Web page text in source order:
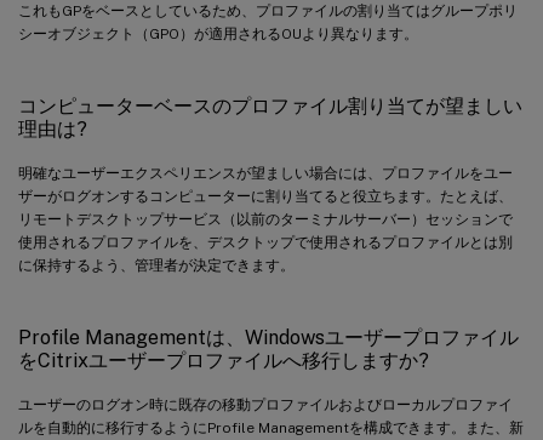
これもGPをベースとしているため、プロファイルの割り当てはグループポリ
シーオブジェクト（GPO）が適用されるOUより異なります。
コンピューターベースのプロファイル割り当てが望ましい
理由は?
明確なユーザーエクスペリエンスが望ましい場合には、プロファイルをユー
ザーがログオンするコンピューターに割り当てると役立ちます。たとえば、
リモートデスクトップサービス（以前のターミナルサーバー）セッションで
使用されるプロファイルを、デスクトップで使用されるプロファイルとは別
に保持するよう、管理者が決定できます。
Profile Managementは、Windowsユーザープロファイル
をCitrixユーザープロファイルへ移行しますか?
ユーザーのログオン時に既存の移動プロファイルおよびローカルプロファイ
ルを自動的に移行するようにProfile Managementを構成できます。また、新